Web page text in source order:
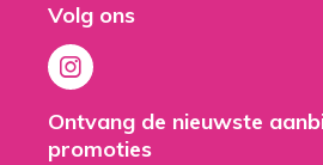
Volg ons
Ontvang de nieuwste
promoties